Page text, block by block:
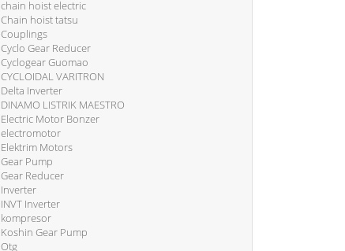
chain hoist electric
Chain hoist tatsu
Couplings
Cyclo Gear Reducer
Cyclogear Guomao
CYCLOIDAL VARITRON
Delta Inverter
DINAMO LISTRIK MAESTRO
Electric Motor Bonzer
electromotor
Elektrim Motors
Gear Pump
Gear Reducer
Inverter
INVT Inverter
kompresor
Koshin Gear Pump
Otg